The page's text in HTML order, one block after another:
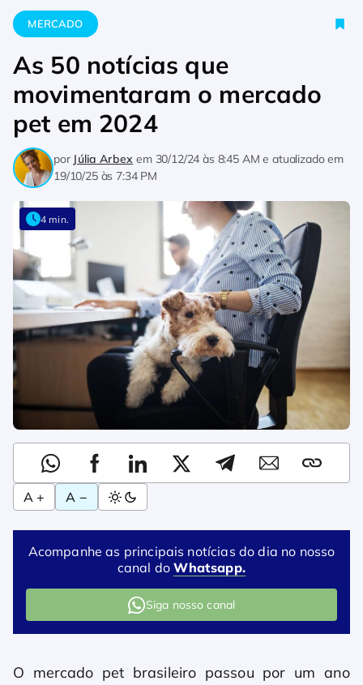
Home Mercado As 50 notícias que movimentaram o
MERCADO
As 50 notícias que
movimentaram o mercado
pet em 2024
por Júlia Arbex em 30/12/24 às 8:45 AM e atualizado em
19/10/25 às 7:34 PM
4 min.
A + A −
Acompanhe as principais notícias do dia no nosso
canal doWhatsapp.
Siga nosso canal
O mercado pet brasileiro passou por um ano